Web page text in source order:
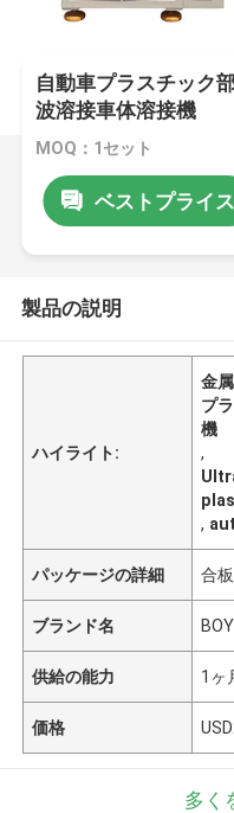
自動車プラスチック
波溶接車体溶接機
MOQ：1セット
ベストプライス
製品の説明
ハイライト:
金
プ
機
,
,
パッケージの詳細 合
ブランド名
供給の能力 1ヶ
価格
多く